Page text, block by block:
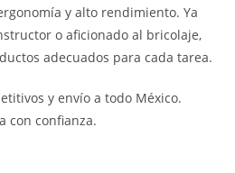
y alto rendimiento. Ya
o aficionado al bricolaje,
adecuados para cada tarea.
y envío a todo México.
con confianza.